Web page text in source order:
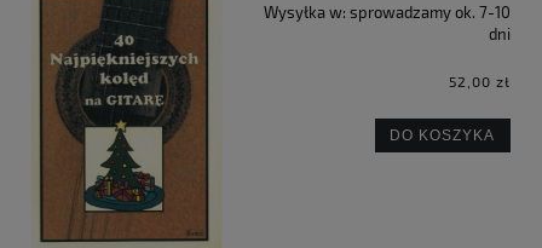
Wysyłka w: sprowadzamy ok. 7-10
dni
52,00 zł
DO KOSZYKA